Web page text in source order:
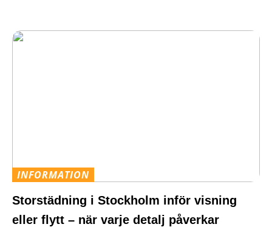
INFORMATION
Storstädning i Stockholm inför visning
eller flytt – när varje detalj påverkar